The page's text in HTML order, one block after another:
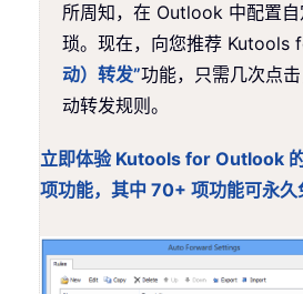
所周知，在 Outlook 中配置
琐。现在，向您推荐 Kutools
动）转发”功能，只需几次点
动转发规则。
立即体验 Kutools for Outlook
项功能，其中 70+ 项功能可永久